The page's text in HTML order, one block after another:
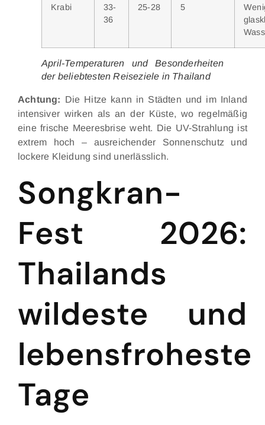
Krabi
33-
36
25-28 5
April-Temperaturen und Besonderheiten
der beliebtesten Reiseziele in Thailand
Achtung: Die Hitze kann in Städten und im Inland
intensiver wirken als an der Küste, wo regelmäßig
eine frische Meeresbrise weht. Die UV-Strahlung ist
extrem hoch – ausreichender Sonnenschutz und
lockere Kleidung sind unerlässlich.
Songkran-
Fest 2026:
Thailands
wildeste und
lebensfroheste
Tage